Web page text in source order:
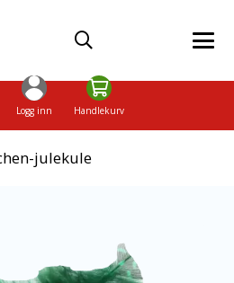
Logg inn Handlekurv
julekule